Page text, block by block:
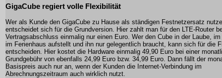
GigaCube regiert volle Flexibilität
Wer als Kunde den GigaCube zu Hause als ständigen Festnetzersatz
entscheidet sich für die Grundversion. Hier zahlt man für den LTE-Router
Vertragsabschluss einmalig nur einen Euro. Wer den Cube in der Laube, im
im Ferienhaus aufstellt und ihn nur gelegentlich braucht, kann sich für die
entscheiden. Hier kostet die Hardware einmalig 49,90 Euro bei einer
Grundgebühr von ebenfalls 24,99 Euro bzw. 34,99 Euro. Dann fällt der
Basispreis auch nur an, wenn der Kunden die Internet-Verbindung im
Abrechnungszeitraum auch wirklich nutzt.